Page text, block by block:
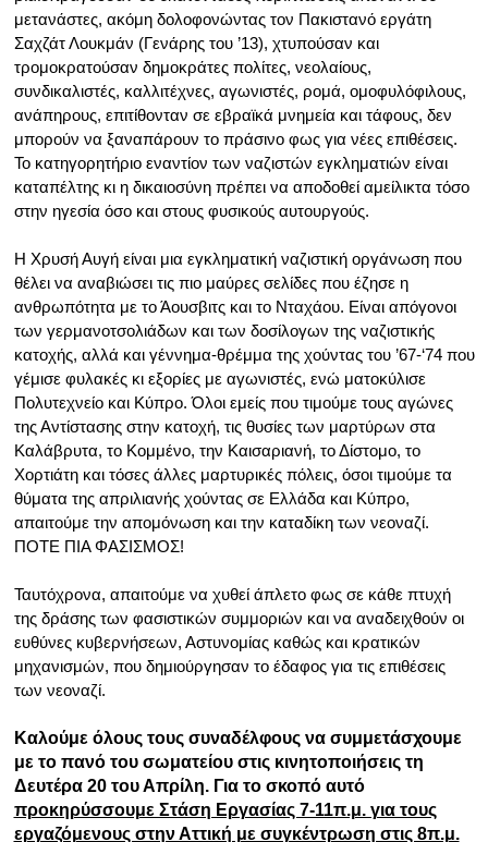
μετανάστες, ακόμη δολοφονώντας τον Πακιστανό εργάτη
Σαχζάτ Λουκμάν (Γενάρης του ’13), χτυπούσαν και
τρομοκρατούσαν δημοκράτες πολίτες, νεολαίους,
συνδικαλιστές, καλλιτέχνες, αγωνιστές, ρομά, ομοφυλόφιλους,
ανάπηρους, επιτίθονταν σε εβραϊκά μνημεία και τάφους, δεν
μπορούν να ξαναπάρουν το πράσινο φως για νέες επιθέσεις.
Το κατηγορητήριο εναντίον των ναζιστών εγκληματιών είναι
καταπέλτης κι η δικαιοσύνη πρέπει να αποδοθεί αμείλικτα τόσο
στην ηγεσία όσο και στους φυσικούς αυτουργούς.
Η Χρυσή Αυγή είναι μια εγκληματική ναζιστική οργάνωση που
θέλει να αναβιώσει τις πιο μαύρες σελίδες που έζησε η
ανθρωπότητα με το Άουσβιτς και το Νταχάου. Είναι απόγονοι
των γερμανοτσολιάδων και των δοσίλογων της ναζιστικής
κατοχής, αλλά και γέννημα-θρέμμα της χούντας του ’67-‘74 που
γέμισε φυλακές κι εξορίες με αγωνιστές, ενώ ματοκύλισε
Πολυτεχνείο και Κύπρο. Όλοι εμείς που τιμούμε τους αγώνες
της Αντίστασης στην κατοχή, τις θυσίες των μαρτύρων στα
Καλάβρυτα, το Κομμένο, την Καισαριανή, το Δίστομο, το
Χορτιάτη και τόσες άλλες μαρτυρικές πόλεις, όσοι τιμούμε τα
θύματα της απριλιανής χούντας σε Ελλάδα και Κύπρο,
απαιτούμε την απομόνωση και την καταδίκη των νεοναζί.
ΠΟΤΕ ΠΙΑ ΦΑΣΙΣΜΟΣ!
Ταυτόχρονα, απαιτούμε να χυθεί άπλετο φως σε κάθε πτυχή
της δράσης των φασιστικών συμμοριών και να αναδειχθούν οι
ευθύνες κυβερνήσεων, Αστυνομίας καθώς και κρατικών
μηχανισμών, που δημιούργησαν το έδαφος για τις επιθέσεις
των νεοναζί.
Καλούμε όλους τους συναδέλφους να συμμετάσχουμε
με το πανό του σωματείου στις κινητοποιήσεις τη
Δευτέρα 20 του Απρίλη. Για το σκοπό αυτό
προκηρύσσουμε Στάση Εργασίας 7-11π.μ. για τους
εργαζόμενους στην Αττική με συγκέντρωση στις 8π.μ.